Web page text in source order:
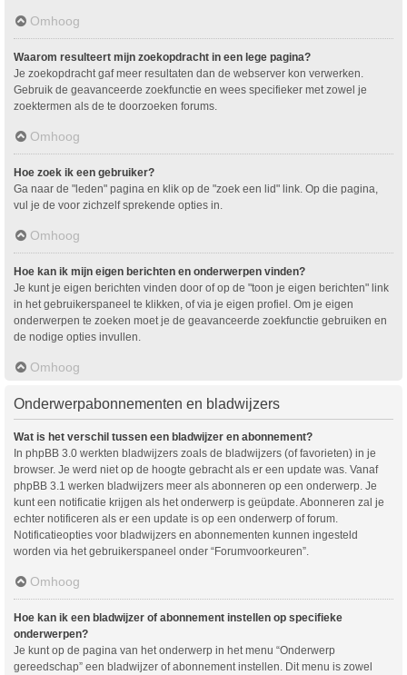
Omhoog
Waarom resulteert mijn zoekopdracht in een lege pagina?
Je zoekopdracht gaf meer resultaten dan de webserver kon verwerken.
Gebruik de geavanceerde zoekfunctie en wees specifieker met zowel je
zoektermen als de te doorzoeken forums.
Omhoog
Hoe zoek ik een gebruiker?
Ga naar de "leden" pagina en klik op de "zoek een lid" link. Op die pagina,
vul je de voor zichzelf sprekende opties in.
Omhoog
Hoe kan ik mijn eigen berichten en onderwerpen vinden?
Je kunt je eigen berichten vinden door of op de "toon je eigen berichten" link
in het gebruikerspaneel te klikken, of via je eigen profiel. Om je eigen
onderwerpen te zoeken moet je de geavanceerde zoekfunctie gebruiken en
de nodige opties invullen.
Omhoog
Onderwerpabonnementen en bladwijzers
Wat is het verschil tussen een bladwijzer en abonnement?
In phpBB 3.0 werkten bladwijzers zoals de bladwijzers (of favorieten) in je
browser. Je werd niet op de hoogte gebracht als er een update was. Vanaf
phpBB 3.1 werken bladwijzers meer als abonneren op een onderwerp. Je
kunt een notificatie krijgen als het onderwerp is geüpdate. Abonneren zal je
echter notificeren als er een update is op een onderwerp of forum.
Notificatieopties voor bladwijzers en abonnementen kunnen ingesteld
worden via het gebruikerspaneel onder “Forumvoorkeuren”.
Omhoog
Hoe kan ik een bladwijzer of abonnement instellen op specifieke
onderwerpen?
Je kunt op de pagina van het onderwerp in het menu “Onderwerp
gereedschap” een bladwijzer of abonnement instellen. Dit menu is zowel